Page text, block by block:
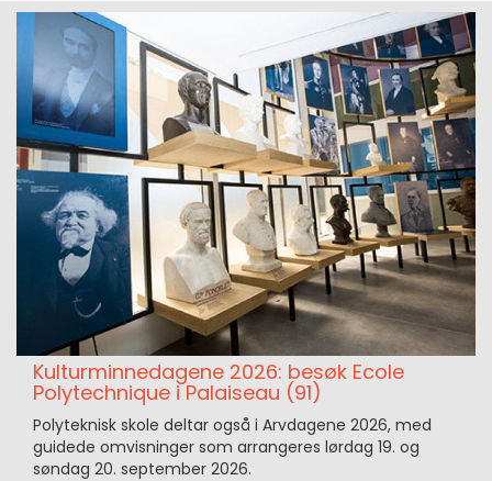
Kulturminnedagene 2026: besøk Ecole
Polytechnique i Palaiseau (91)
Polyteknisk skole deltar også i Arvdagene 2026, med
guidede omvisninger som arrangeres lørdag 19. og
søndag 20. september 2026.